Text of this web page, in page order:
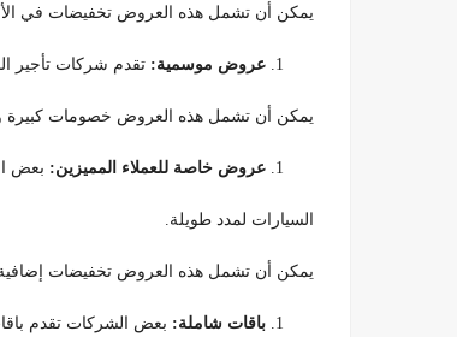
يمكن أن تشمل هذه العروض تخفيضات في
عروض موسمية: تقدم شركات تأجير
يمكن أن تشمل هذه العروض خصومات كبيرة
عروض خاصة للعملاء المميزين: بعض
السيارات لمدد طويلة.
يمكن أن تشمل هذه العروض تخفيضات إضافية أو
باقات شاملة: بعض الشركات تقدم